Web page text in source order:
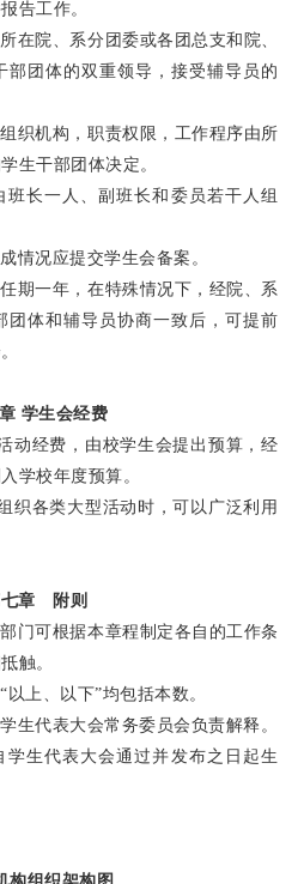
告工作。
院、系分团委或各团总支和院、
部团体的双重领导，接受辅导员的
织机构，职责权限，工作程序由所
生干部团体决定。
长一人、副班长和委员若干人组
情况应提交学生会备案。
期一年，在特殊情况下，经院、系
团体和辅导员协商一致后，可提前
学生会经费
动经费，由校学生会提出预算，经
学校年度预算。
织各类大型活动时，可以广泛利用
章 附则
门可根据本章程制定各自的工作条
触。
上、以下”均包括本数。
代表大会常务委员会负责解释。
生代表大会通过并发布之日起生